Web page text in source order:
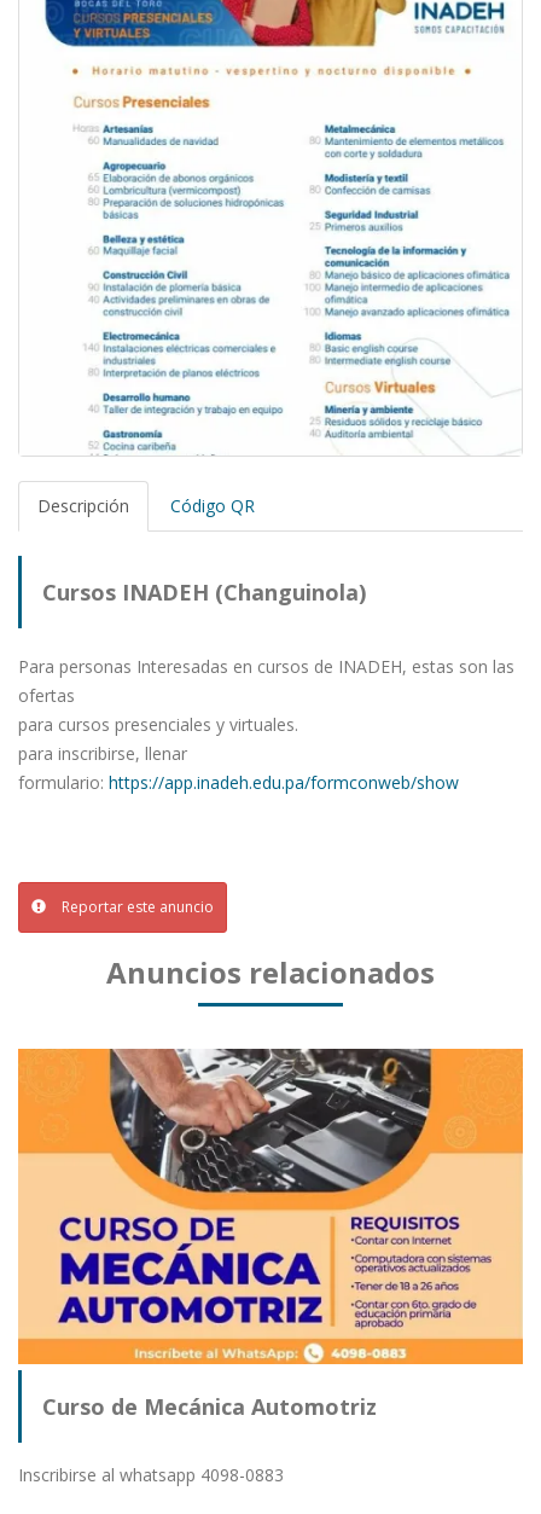
Descripción Código QR
Cursos INADEH (Changuinola)
Para personas Interesadas en cursos de INADEH, estas son las
ofertas
para cursos presenciales y virtuales.
para inscribirse, llenar
formulario: https://app.inadeh.edu.pa/formconweb/show
Reportar este anuncio
Anuncios relacionados
Curso de Mecánica Automotriz
Inscribirse al whatsapp 4098-0883